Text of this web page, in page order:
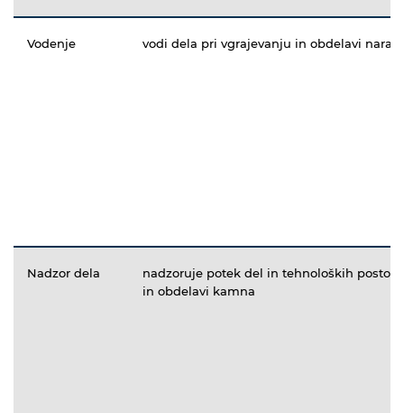
Vodenje vodi dela pri vgrajevanju in obdelavi
Nadzor dela
nadzoruje potek del in tehnoloških
in obdelavi kamna